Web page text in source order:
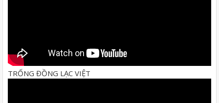
TRỐNG ĐỒNG LẠC VIỆT